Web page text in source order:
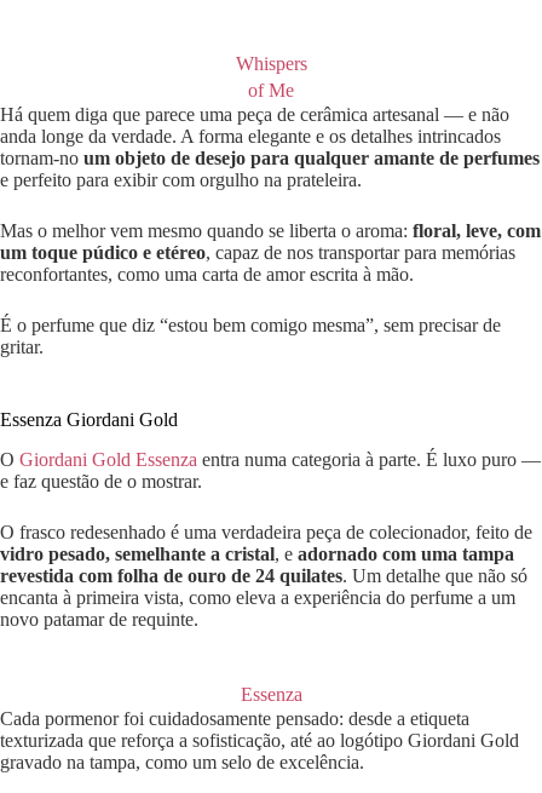
Whispers
of Me
Há quem diga que parece uma peça de cerâmica artesanal — e não
anda longe da verdade. A forma elegante e os detalhes intrincados
tornam-no um objeto de desejo para qualquer amante de perfumes
e perfeito para exibir com orgulho na prateleira.
Mas o melhor vem mesmo quando se liberta o aroma: floral, leve, com
um toque púdico e etéreo, capaz de nos transportar para memórias
reconfortantes, como uma carta de amor escrita à mão.
É o perfume que diz “estou bem comigo mesma”, sem precisar de
gritar.
Essenza Giordani Gold
O Giordani Gold Essenza entra numa categoria à parte. É luxo puro —
e faz questão de o mostrar.
O frasco redesenhado é uma verdadeira peça de colecionador, feito de
vidro pesado, semelhante a cristal, e adornado com uma tampa
revestida com folha de ouro de 24 quilates. Um detalhe que não só
encanta à primeira vista, como eleva a experiência do perfume a um
novo patamar de requinte.
Essenza
Cada pormenor foi cuidadosamente pensado: desde a etiqueta
texturizada que reforça a sofisticação, até ao logótipo Giordani Gold
gravado na tampa, como um selo de excelência.